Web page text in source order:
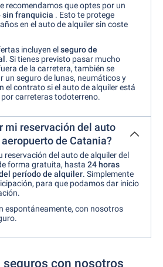
recomendamos que optes por un
sin franquicia . Esto te protege
en el auto de alquiler sin coste
incluyen elseguro de
. Si tienes previsto pasar mucho
de la carretera, también se
un seguro de lunas, neumáticos y
el contrato si el auto de alquiler está
carreteras todoterreno.
mi reservación del auto
de Catania?
reservación del auto de alquiler del
forma gratuita, hasta 24 horas
período de alquiler. Simplemente
para que podamos dar inicio
espontáneamente, con nosotros
seguros con nosotros